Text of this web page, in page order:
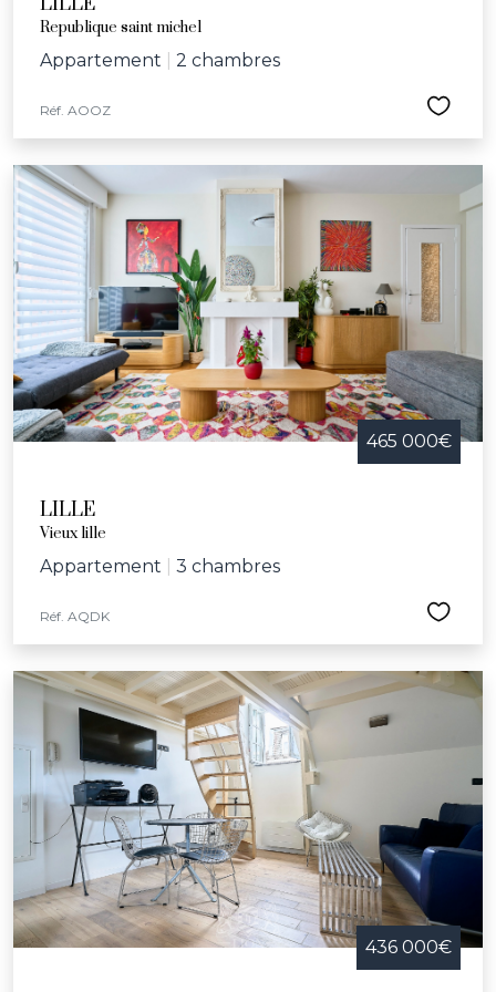
l'année des animations telles que la Braderie de Lille, la
nuit des bibliothèques, le concert pour l’école
Vanoverschelde et la semaine bleue dédiée aux aînés.
Avec son riche réseau d'infrastructures culturelles et
sportives, comprenant le Palais des Beaux-Arts, le
Grand Palais, le conservatoire communal et l’école
Jeannine-Manuel, Lille offre un cadre idéal pour ceux
cherchant une maison à vendre dans une ville
dynamique et bienveillante.
Republique saint michel
Appartement 2 chambres
Réf. AOOZ
465 000€
LILLE
Vieux lille
Appartement 3 chambres
Réf. AQDK
436 000€